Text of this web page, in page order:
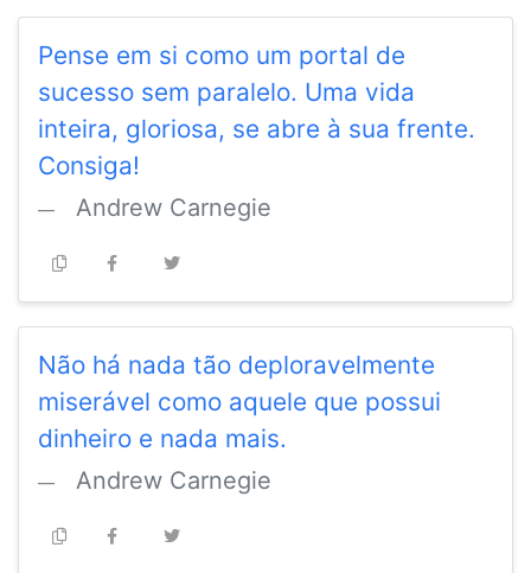
Pense em si como um portal de
sucesso sem paralelo. Uma vida
inteira, gloriosa, se abre à sua frente.
Consiga!
Andrew Carnegie
Não há nada tão deploravelmente
miserável como aquele que possui
dinheiro e nada mais.
Andrew Carnegie